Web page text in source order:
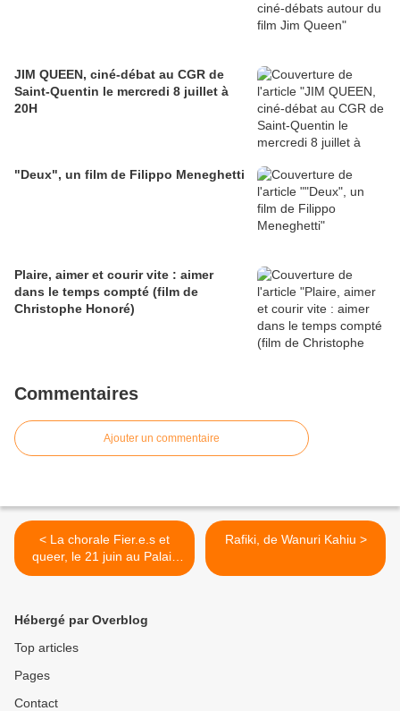
JIM QUEEN, ciné-débat au CGR de
Saint-Quentin le mercredi 8 juillet à
20H
"Deux", un film de Filippo Meneghetti
Plaire, aimer et courir vite : aimer
dans le temps compté (film de
Christophe Honoré)
Commentaires
Ajouter un commentaire
< La chorale Fier.e.s et
queer, le 21 juin au Palais
de Fervaques à Saint-
Rafiki, de Wanuri Kahiu >
Hébergé par Overblog
Top articles
Pages
Contact